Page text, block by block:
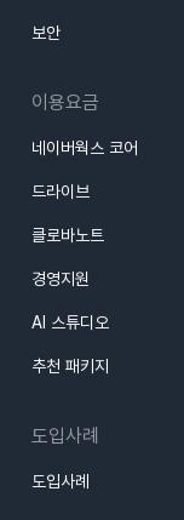
보안
이용요금
네이버웍스 코어
드라이브
클로바노트
경영지원
AI 스튜디오
추천 패키지
도입사례
도입사례